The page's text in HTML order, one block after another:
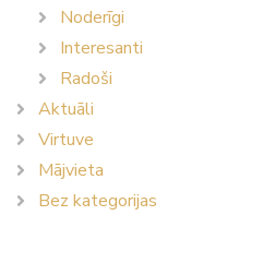
Noderīgi
Interesanti
Radoši
Aktuāli
Virtuve
Mājvieta
Bez kategorijas